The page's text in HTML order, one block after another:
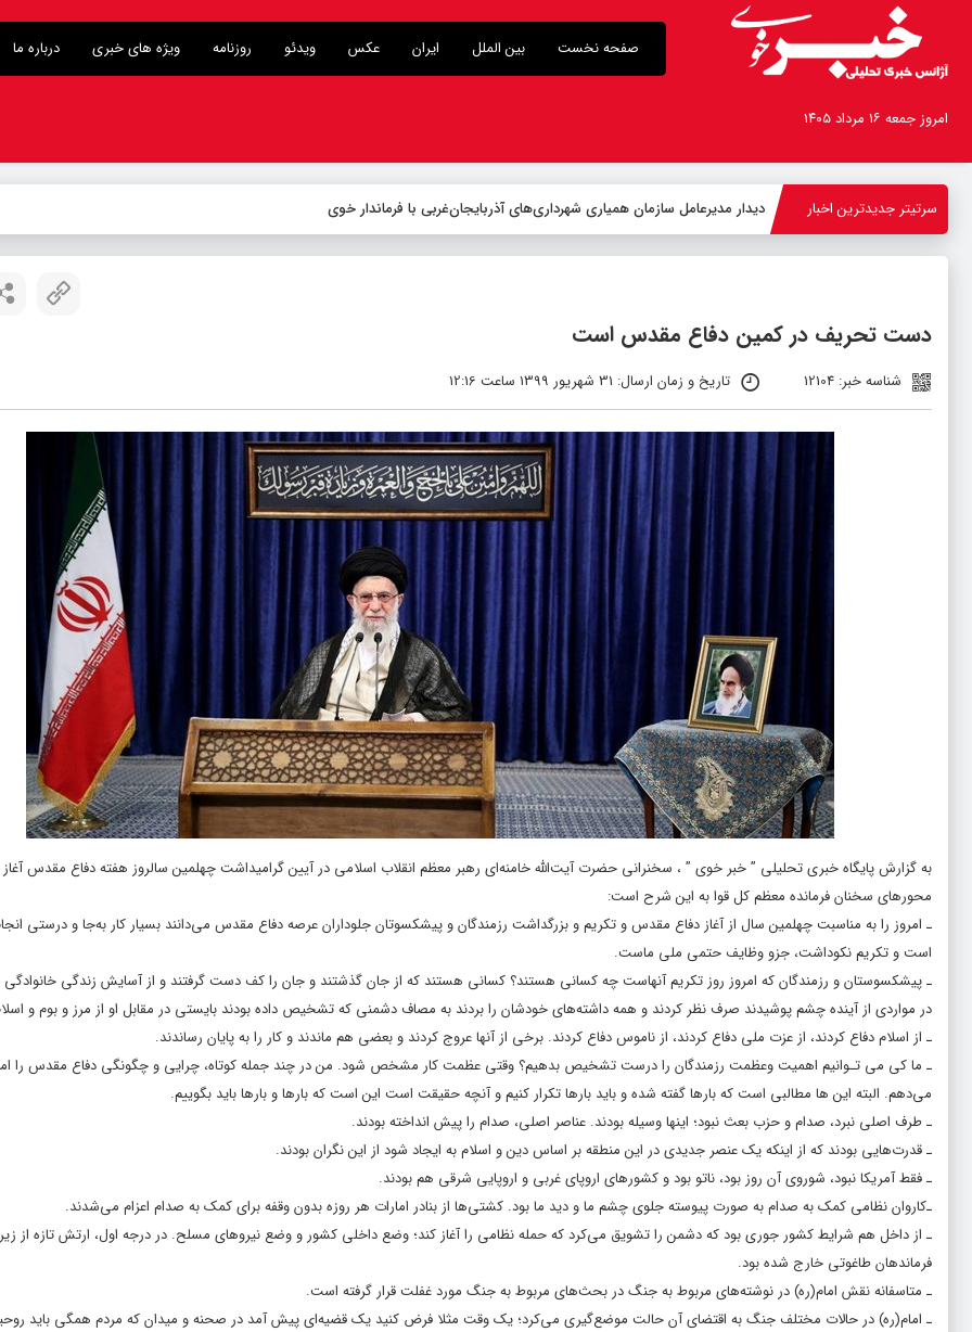
صفحه نخست بین الملل ایران عکس ویدئو روزنامه ویژه های خبری درباره ما
امروز جمعه ۱۶ مرداد ۱۴۰۵
سرتیتر جدیدترین اخبار دیدار مدیرعامل سازمان همیاری شهرداری‌های آذربایجان‌غربی با فرماندار خوی
دست تحریف در کمین دفاع مقدس است
شناسه خبر: 12104 تاریخ و زمان ارسال: 31 شهریور 1399 ساعت 12:16
به گزارش پایگاه خبری تحلیلی ”خبر خوی ” ، سخنرانی حضرت آیت‌الله خامنه‌ای رهبر معظم انقلاب اسلامی در آیین گرامیداشت چهلمین سالروز هفته دفاع مقدس
محورهای سخنان فرمانده معظم کل قوا به این شرح است:
ـ امروز را به مناسبت چهلمین سال از آغاز دفاع مقدس و تکریم و بزرگداشت رزمندگان و پیشکسوتان جلوداران عرصه دفاع مقدس می‌دانند بسیار کار به‌جا و درستی
است و تکریم نکوداشت، جزو وظایف حتمی ملی ماست.
ـ پیشکسوستان و رزمندگان که امروز روز تکریم آنهاست چه کسانی هستند؟ کسانی هستند که از جان گذشتند و جان را کف دست گرفتند و از آسایش زندگی خانوادگی
در مواردی از آینده چشم پوشیدند صرف نظر کردند و همه داشته‌های خودشان را بردند به مصاف دشمنی که تشخیص داده بودند بایستی در مقابل او از مرز و بوم و
ـ‌ از اسلام دفاع کردند، از عزت ملی دفاع کردند، از ناموس دفاع کردند. برخی از آنها عروج کردند و بعضی هم ماندند و کار را به پایان رساندند.
ـ ما کی می تـوانیم اهمیت وعظمت رزمندگان را درست تشخیص بدهیم؟ وقتی عظمت کار مشخص ‌شود. من در چند جمله کوتاه، چرایی و چگونگی دفاع مقدس را
می‌دهم. البته این ها مطالبی است که بارها گفته شده و باید بارها تکرار کنیم و آنچه حقیقت است این است که بارها و بارها باید بگوییم.
ـ طرف اصلی نبرد، صدام و حزب بعث نبود؛ اینها وسیله بودند. عناصر اصلی، صدام را پیش انداخته بودند.
ـ قدرت‌هایی بودند که از اینکه یک عنصر جدیدی در این منطقه بر اساس دین و اسلام به ایجاد شود از این نگران بودند.
ـ فقط آمریکا نبود، شوروی آن روز بود، ناتو بود و کشورهای اروپای غربی و اروپایی شرقی هم بودند.
ـ‌کاروان نظامی کمک به صدام به صورت پیوسته جلوی چشم ما و دید ما بود. کشتی‌ها از بنادر امارات هر روزه بدون وقفه برای کمک به صدام اعزام می‌شدند.
ـ از داخل هم شرایط کشور جوری بود که دشمن را تشویق می‌کرد که حمله نظامی را آغاز کند؛ وضع داخلی کشور و وضع نیروهای مسلح. در درجه اول، ارتش تازه از
فرماندهان طاغوتی خارج شده بود.
ـ متاسفانه نقش امام(ره) در نوشته‌های مربوط به جنگ در بحث‌های مربوط به جنگ مورد غفلت قرار گرفته است.
ـ امام(ره) در حالات مختلف جنگ به اقتضای آن حالت موضع‌گیری می‌کرد؛ یک وقت مثلا فرض کنید یک قضیه‌ای پیش آمد در صحنه و میدان که مردم همگی باید